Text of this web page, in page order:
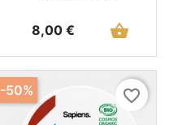
Prix
8,00 € shopping_basket
favorite_border
-50%